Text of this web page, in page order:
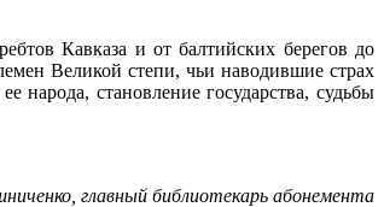
Кавказа и от балтийских берегов до
Великой степи, чьи наводившие страх
народа, становление государства, судьбы
главный библиотекарь абонемента